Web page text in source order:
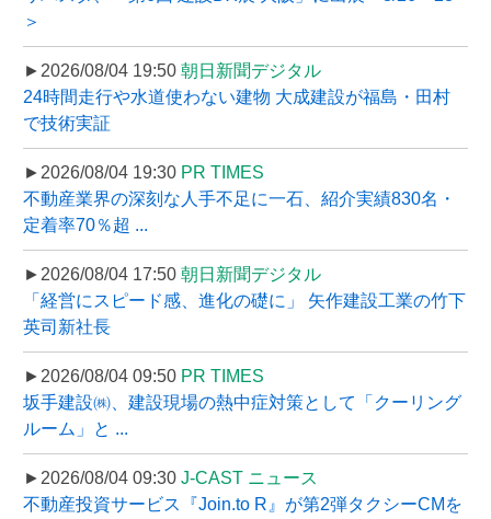
＞
►2026/08/04 19:50 朝日新聞デジタル
24時間走行や水道使わない建物 大成建設が福島・田村
で技術実証
►2026/08/04 19:30 PR TIMES
不動産業界の深刻な人手不足に一石、紹介実績830名・
定着率70％超 ...
►2026/08/04 17:50 朝日新聞デジタル
「経営にスピード感、進化の礎に」 矢作建設工業の竹下
英司新社長
►2026/08/04 09:50 PR TIMES
坂手建設㈱、建設現場の熱中症対策として「クーリング
ルーム」と ...
►2026/08/04 09:30 J-CAST ニュース
不動産投資サービス『Join.to R』が第2弾タクシーCMを